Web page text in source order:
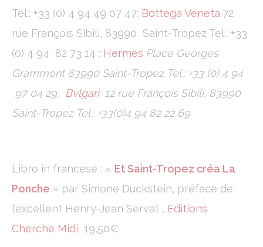
Tel.: +33 (0) 4 94 49 07 47; Bottega Veneta 72
rue François Sibili, 83990 Saint-Tropez Tel.: +33
(0) 4 94 82 73 14 ; Hermes Place Georges
Grammont 83990 Saint-Tropez Tel.: +33 (0) 4 94
97 04 29; Bvlgari 12 rue François Sibili, 83990
Saint-Tropez Tel.: +33(0)4 94 82 22 69
Libro in francese : « Et Saint-Tropez créa La
Ponche » par Simone Duckstein, préface de
l’excellent Henry-Jean Servat , Editions
Cherche Midi 19,50€